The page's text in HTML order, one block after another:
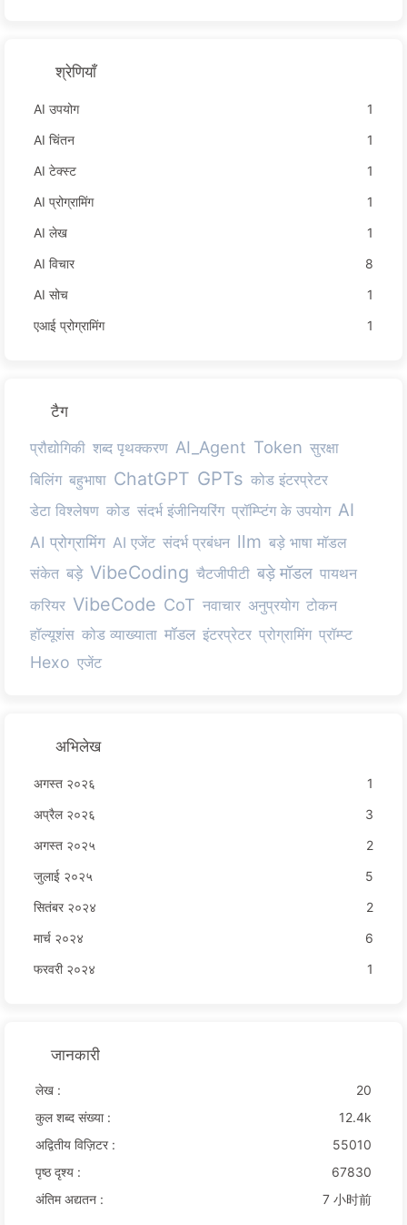
श्रेणियाँ
AI उपयोग
1
AI चिंतन
1
AI टेक्स्ट
1
AI प्रोग्रामिंग
1
AI लेख
1
AI विचार
8
AI सोच
1
एआई प्रोग्रामिंग
1
टैग
प्रौद्योगिकी शब्द पृथक्करण AI_Agent Token सुरक्षा
बिलिंग बहुभाषा ChatGPT GPTs कोड इंटरप्रेटर
डेटा विश्लेषण कोड संदर्भ इंजीनियरिंग प्रॉम्प्टिंग के उपयोग AI
AI प्रोग्रामिंग AI एजेंट संदर्भ प्रबंधन llm बड़े भाषा मॉडल
संकेत बड़े VibeCoding चैटजीपीटी बड़े मॉडल पायथन
करियर VibeCode CoT नवाचार अनुप्रयोग टोकन
हॉल्यूशंस कोड व्याख्याता मॉडल इंटरप्रेटर प्रोग्रामिंग प्रॉम्प्ट
Hexo एजेंट
अभिलेख
अगस्त २०२६
1
अप्रैल २०२६
3
अगस्त २०२५
2
जुलाई २०२५
5
सितंबर २०२४
2
मार्च २०२४
6
फरवरी २०२४
1
जानकारी
लेख :
20
कुल शब्द संख्या :
12.4k
अद्वितीय विज़िटर :
55010
पृष्ठ दृश्य :
67830
अंतिम अद्यतन :
7 小时前